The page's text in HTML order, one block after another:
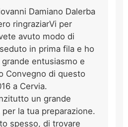
Damiano Dalerba
ringraziarVi per
avuto modo di
in prima fila e ho
entusiasmo e
Convegno di questo
a Cervia.
un grande
per la tua preparazione.
spesso, di trovare